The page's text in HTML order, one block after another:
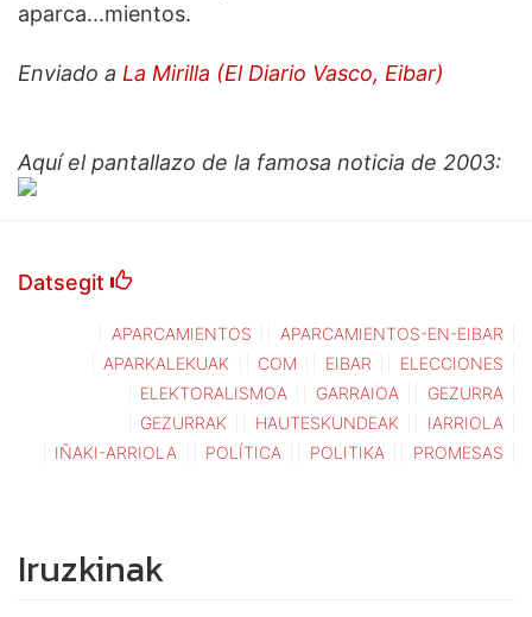
aparca...mientos.
Enviado a La Mirilla (El Diario Vasco, Eibar)
Aquí el pantallazo de la famosa noticia de 2003:
Datsegit
APARCAMIENTOS
APARCAMIENTOS-EN-EIBAR
APARKALEKUAK
COM EIBAR
ELECCIONES
ELEKTORALISMOA
GARRAIOA
GEZURRA
GEZURRAK
HAUTESKUNDEAK
IARRIOLA
IÑAKI-ARRIOLA
POLÍTICA POLITIKA PROMESAS
Iruzkinak